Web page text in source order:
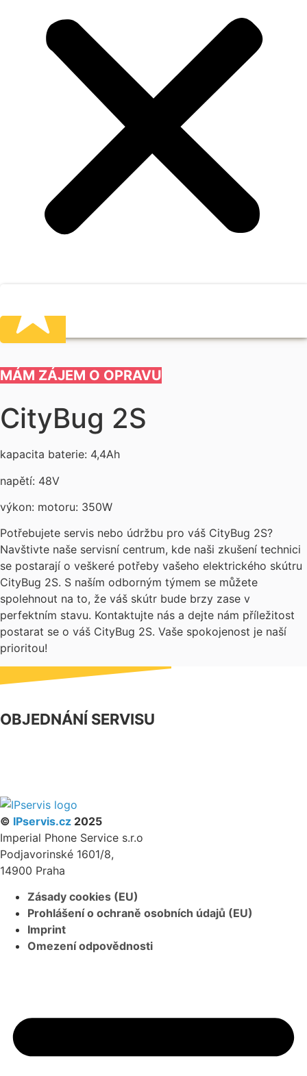
MÁM ZÁJEM O OPRAVU
CityBug 2S
kapacita baterie: 4,4Ah
napětí: 48V
výkon: motoru: 350W
Potřebujete servis nebo údržbu pro váš CityBug 2S?
Navštivte naše servisní centrum, kde naši zkušení technici
se postarají o veškeré potřeby vašeho elektrického skútru
CityBug 2S. S naším odborným týmem se můžete
spolehnout na to, že váš skútr bude brzy zase v
perfektním stavu. Kontaktujte nás a dejte nám příležitost
postarat se o váš CityBug 2S. Vaše spokojenost je naší
prioritou!
OBJEDNÁNÍ SERVISU
© IPservis.cz 2025
Imperial Phone Service s.r.o
Podjavorinské 1601/8,
14900 Praha
Zásady cookies (EU)
Prohlášení o ochraně osobních údajů (EU)
Imprint
Omezení odpovědnosti